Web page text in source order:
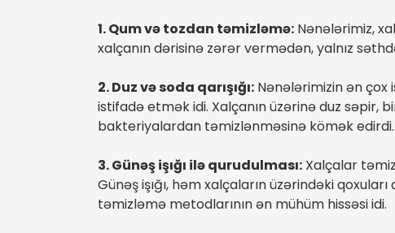
1. Qum və tozdan təmizləmə: Nənələrimiz,
xalçanın dərisinə zərər vermədən, yalnız
2. Duz və soda qarışığı: Nənələrimizin ən
istifadə etmək idi. Xalçanın üzərinə duz səpir,
bakteriyalardan təmizlənməsinə kömək edirdi.
3. Günəş işığı ilə qurudulması: Xalçalar
Günəş işığı, həm xalçaların üzərindəki
təmizləmə metodlarının ən mühüm hissəsi idi.